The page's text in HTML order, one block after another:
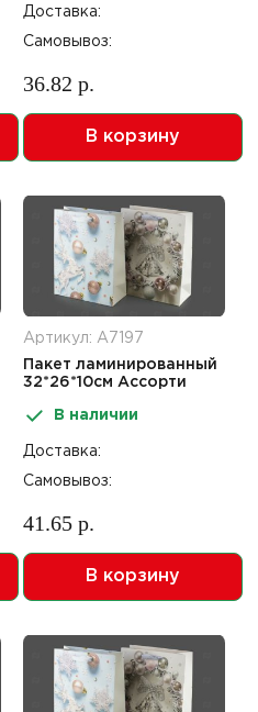
Доставка:
Самовывоз:
36.82 р.
В корзину
Артикул: А7197
Пакет ламинированный
32*26*10см Ассорти
В наличии
Доставка:
Самовывоз:
41.65 р.
В корзину